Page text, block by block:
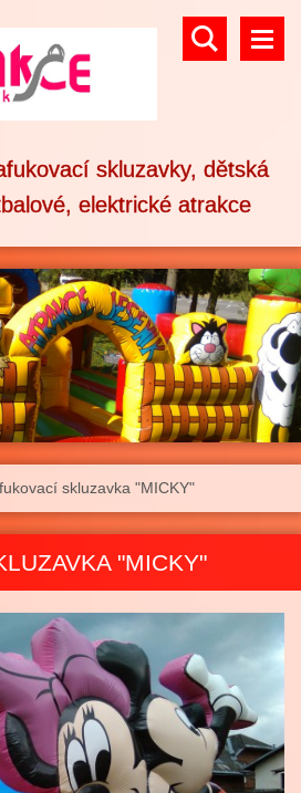
skluzavky, dětská
elektrické atrakce
skluzavka "MICKY"
"MICKY"